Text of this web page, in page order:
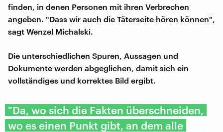
finden, in denen Personen mit ihren Verbrechen
angeben. "Dass wir auch die Täterseite hören können",
sagt Wenzel Michalski.
Die unterschiedlichen Spuren, Aussagen und
Dokumente werden abgeglichen, damit sich ein
vollständiges und korrektes Bild ergibt.
"Da, wo sich die Fakten überschneiden,
wo es einen Punkt gibt, an dem alle